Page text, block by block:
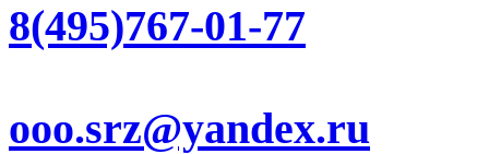
8(495)767-01-77
ooo.srz@yandex.ru